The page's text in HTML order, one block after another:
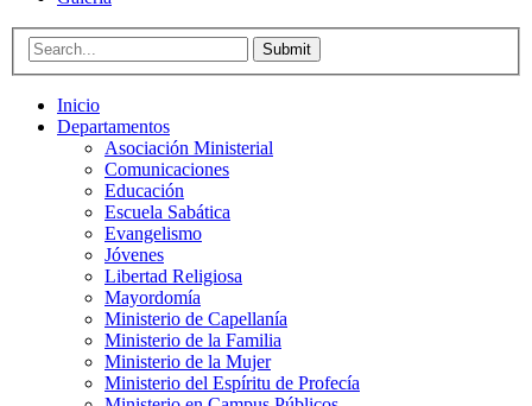
Submit
Inicio
Departamentos
Asociación Ministerial
Comunicaciones
Educación
Escuela Sabática
Evangelismo
Jóvenes
Libertad Religiosa
Mayordomía
Ministerio de Capellanía
Ministerio de la Familia
Ministerio de la Mujer
Ministerio del Espíritu de Profecía